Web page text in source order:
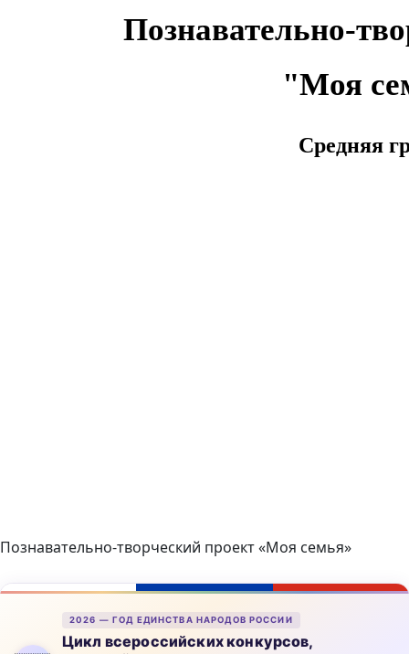
Познавательно-творческий проект «Моя семья»
2026 — ГОД ЕДИНСТВА НАРОДОВ РОССИИ
Цикл всероссийских конкурсов,